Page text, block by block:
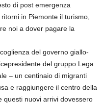
di post emergenza
in Piemonte il turismo,
noi a dover pagare la
del governo giallo-
del gruppo Lega
– un centinaio di migranti
e raggiungere il centro della
questi nuovi arrivi dovessero